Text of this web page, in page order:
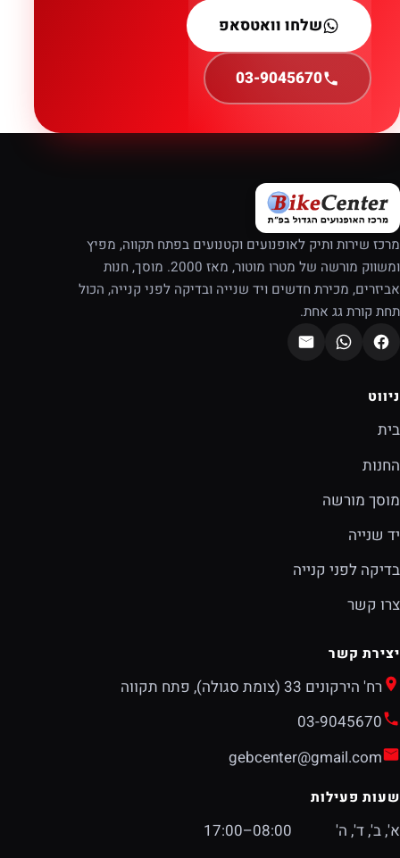
שלחו וואטסאפ
03-9045670
מרכז שירות ותיק לאופנועים וקטנועים בפתח תקווה, מפיץ
ומשווק מורשה של מטרו מוטור, מאז 2000. מוסך, חנות
אביזרים, מכירת חדשים ויד שנייה ובדיקה לפני קנייה, הכול
תחת קורת גג אחת.
ניווט
בית
החנות
מוסך מורשה
יד שנייה
בדיקה לפני קנייה
צרו קשר
יצירת קשר
רח' הירקונים 33 (צומת סגולה), פתח תקווה
03-9045670
gebcenter@gmail.com
שעות פעילות
א', ב', ד', ה'
08:00–17:00